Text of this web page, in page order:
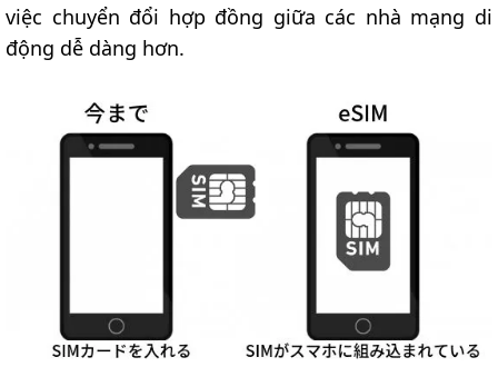
việc chuyển đổi hợp đồng giữa các nhà mạng di
động dễ dàng hơn.